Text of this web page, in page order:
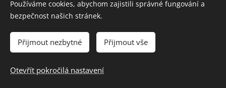
Vytvořeno službou
Používáme cookies, abychom zajistili správné fungování a
bezpečnost našich stránek.
Přijmout nezbytné Přijmout vše
Otevřít pokročilá nastavení